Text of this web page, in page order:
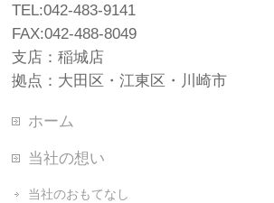
TEL:042-483-9141
FAX:042-488-8049
支店：稲城店
拠点：大田区・江東区・川崎市
ホーム
当社の想い
当社のおもてなし